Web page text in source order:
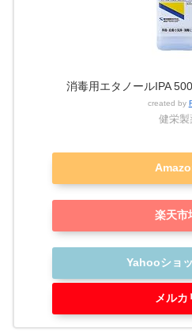
消毒用エタノールIPA
created by
健栄製
楽天市
Yahooショ
メルカ